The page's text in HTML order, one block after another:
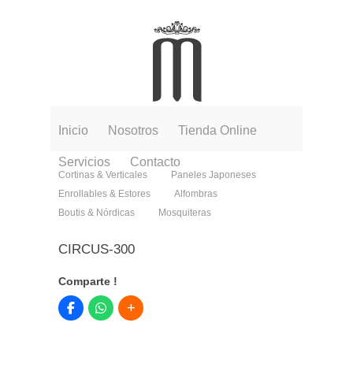
Inicio Nosotros Tienda Online
Servicios Contacto
Cortinas & Verticales
Paneles Japoneses
Enrollables & Estores
Alfombras
Boutis & Nórdicas
Mosquiteras
CIRCUS-300
Comparte !